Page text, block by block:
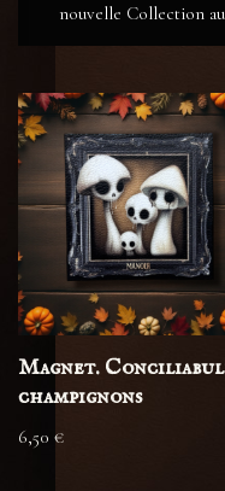
nouvelle Collection
Magnet.
champignons
6,50 €